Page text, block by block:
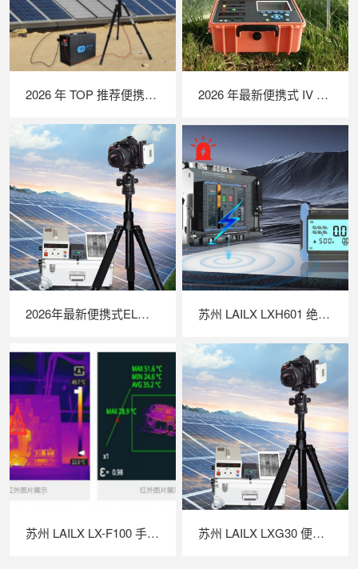
2026 年 TOP 推荐便携式 EL 检测仪｜行业实力品牌深度测评 2026 年最新便携式 IV 测试仪实力排行｜深度解析光伏户外性能检测优选设备
2026年最新便携式EL检测仪TOP推荐｜行业实力品牌深度测评 苏州 LAILX LXH601 绝缘接地综合测试仪 —— 一体化多功能集成，筑牢光伏电气安全防线
苏州 LAILX LX-F100 手持红外热成像仪 —— 高灵敏精准测温，赋能多场景智能检测 苏州 LAILX LXG30 便携式 EL 检测仪 —— 高清成像精准透视，守护光伏组件全生命周期安全